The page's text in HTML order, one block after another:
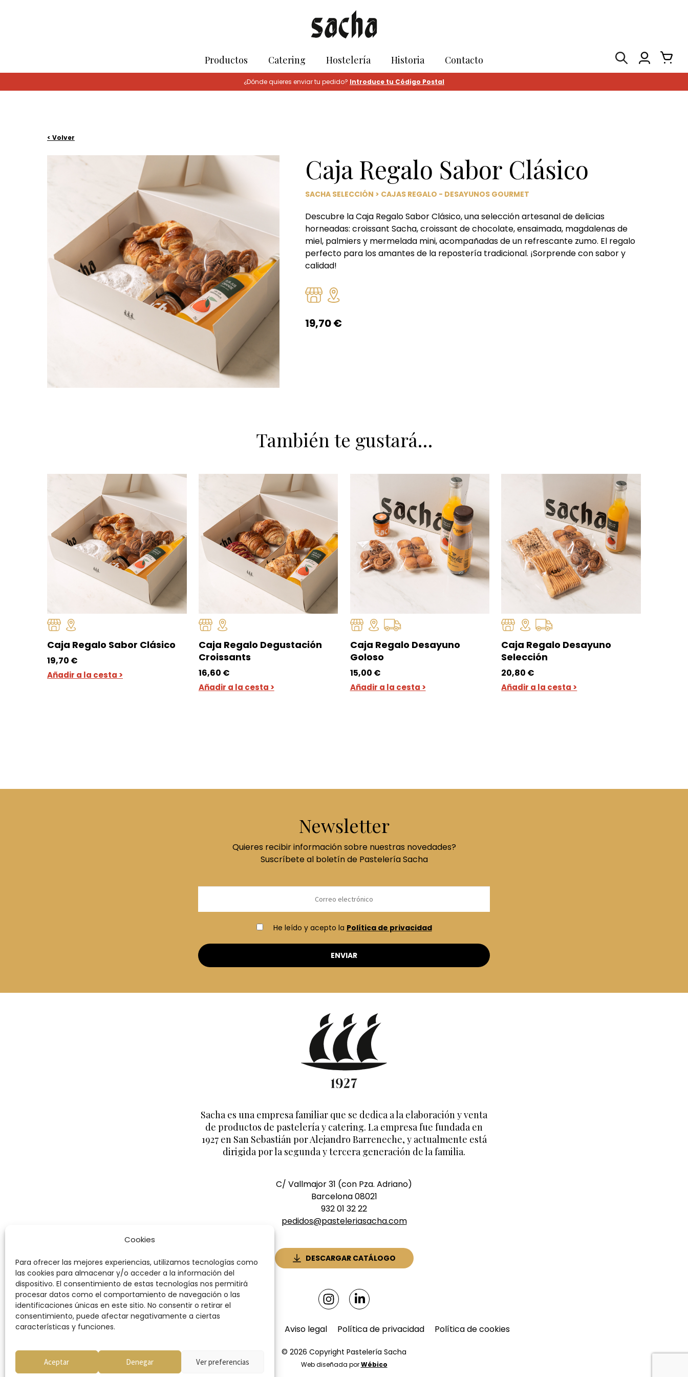
Cookies
Para ofrecer las mejores experiencias, utilizamos tecnologías como
las cookies para almacenar y/o acceder a la información del
dispositivo. El consentimiento de estas tecnologías nos permitirá
procesar datos como el comportamiento de navegación o las
identificaciones únicas en este sitio. No consentir o retirar el
consentimiento, puede afectar negativamente a ciertas
características y funciones.
Aceptar Denegar Ver preferencias
Productos Catering Hostelería Historia Contacto
¿Dónde quieres enviar tu pedido? Introduce tu Código Postal
< Volver
Caja Regalo Sabor Clásico
SACHA SELECCIÓN > CAJAS REGALO - DESAYUNOS GOURMET
Descubre la Caja Regalo Sabor Clásico, una selección artesanal de delicias
horneadas: croissant Sacha, croissant de chocolate, ensaimada, magdalenas de
miel, palmiers y mermelada mini, acompañadas de un refrescante zumo. El regalo
perfecto para los amantes de la repostería tradicional. ¡Sorprende con sabor y
calidad!
19,70€
También te gustará…
Caja Regalo Sabor Clásico
19,70 €
Añadir a la cesta >
Caja Regalo Degustación
Croissants
16,60 €
Añadir a la cesta >
Caja Regalo Desayuno
Goloso
15,00 €
Añadir a la cesta >
Caja Regalo Desayuno
Selección
20,80 €
Añadir a la cesta >
Newsletter
Quieres recibir información sobre nuestras novedades?
Suscríbete al boletín de Pastelería Sacha
He leído y acepto la Política de privacidad
Sacha es una empresa familiar que se dedica a la elaboración y venta
de productos de pastelería y catering. La empresa fue fundada en
1927 en San Sebastián por Alejandro Barreneche, y actualmente está
dirigida por la segunda y tercera generación de la familia.
C/ Vallmajor 31 (con Pza. Adriano)
Barcelona 08021
932 01 32 22
pedidos@pasteleriasacha.com
DESCARGAR CATÁLOGO
Aviso legal Política de privacidad Política de cookies
© 2026 Copyright Pastelería Sacha
Web diseñada porWébico